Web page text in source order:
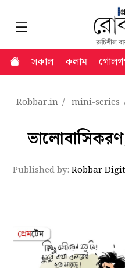
সকাল কলাম
Robbar.in mini-series
Published by:Robbar